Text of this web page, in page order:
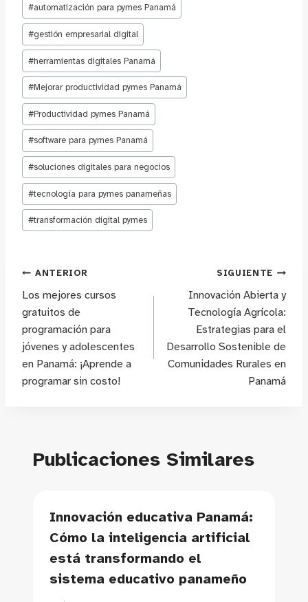
la
entrada:
#automatización para pymes Panamá
#gestión empresarial digital
#herramientas digitales Panamá
#Mejorar productividad pymes Panamá
#Productividad pymes Panamá
#software para pymes Panamá
#soluciones digitales para negocios
#tecnología para pymes panameñas
#transformación digital pymes
Navegación
de
entradas
ANTERIOR
Los mejores cursos
gratuitos de
programación para
jóvenes y adolescentes
en Panamá: ¡Aprende a
programar sin costo!
SIGUIENTE
Innovación Abierta y
Tecnología Agrícola:
Estrategias para el
Desarrollo Sostenible de
Comunidades Rurales en
Panamá
Publicaciones Similares
Innovación educativa Panamá:
Cómo la inteligencia artificial
está transformando el
sistema educativo panameño